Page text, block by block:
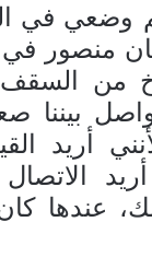
وضعي في
منصور في
من
بيننا
أريد
عندها